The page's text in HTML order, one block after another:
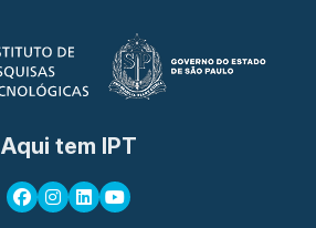
Aqui tem IPT